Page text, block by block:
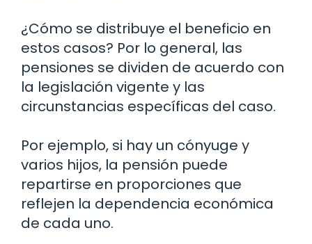
¿Cómo se distribuye el beneficio en
estos casos? Por lo general, las
pensiones se dividen de acuerdo con
la legislación vigente y las
circunstancias específicas del caso.
Por ejemplo, si hay un cónyuge y
varios hijos, la pensión puede
repartirse en proporciones que
reflejen la dependencia económica
de cada uno.